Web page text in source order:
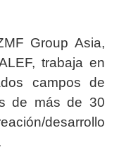
Group Asia,
trabaja en
campos de
de más de 30
desarrollo